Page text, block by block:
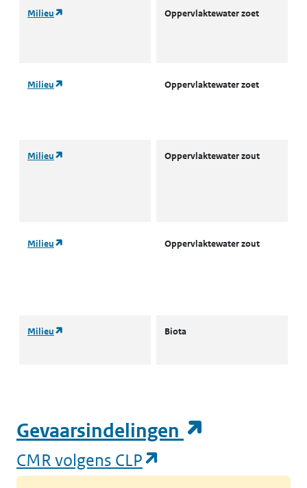
Milieu (opent in een nieuw tabblad)Oppervlaktewater zoet
Milieu (opent in een nieuw tabblad)Oppervlaktewater zoet
Milieu (opent in een nieuw tabblad)Oppervlaktewater zout
Milieu (opent in een nieuw tabblad)Oppervlaktewater zout
Milieu (opent in een nieuw tabblad)
Biota
Gevaarsindelingen
CMR volgens CLP